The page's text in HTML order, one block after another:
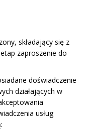
składający się z
zaproszenie do
doświadczenie
działających w
usług